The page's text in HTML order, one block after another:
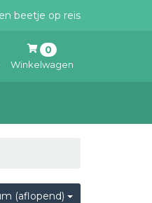
beetje op reis
0
Winkelwagen
(aflopend)